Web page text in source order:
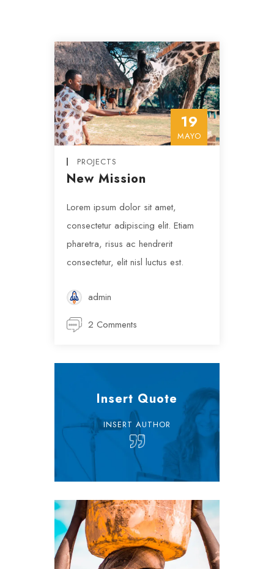
19
MAYO
PROJECTS
New Mission
Lorem ipsum dolor sit amet,
consectetur adipiscing elit. Etiam
pharetra, risus ac hendrerit
consectetur, elit nisl luctus est.
admin
2 Comments
Insert Quote
INSERT AUTHOR